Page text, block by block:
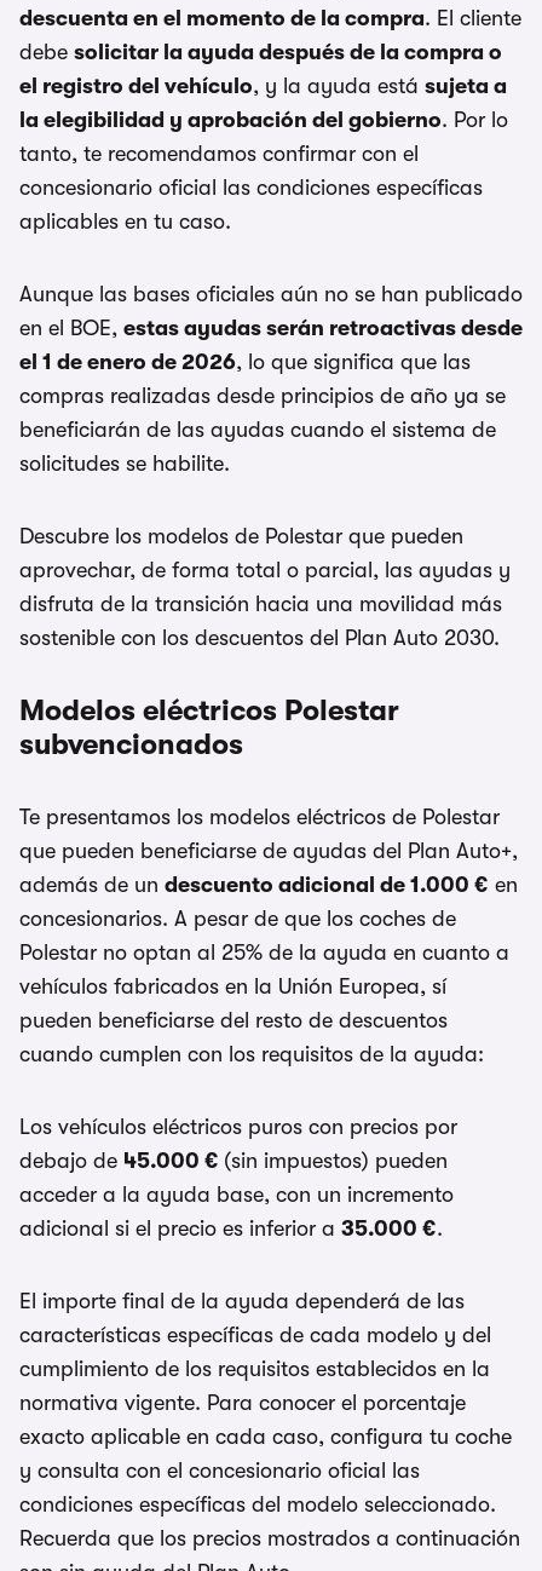
descuenta en el momento de la compra. El cliente
debe solicitar la ayuda después de la compra o
el registro del vehículo, y la ayuda está sujeta a
la elegibilidad y aprobación del gobierno. Por lo
tanto, te recomendamos confirmar con el
concesionario oficial las condiciones específicas
aplicables en tu caso.
Aunque las bases oficiales aún no se han publicado
en el BOE, estas ayudas serán retroactivas desde
el 1 de enero de 2026, lo que significa que las
compras realizadas desde principios de año ya se
beneficiarán de las ayudas cuando el sistema de
solicitudes se habilite.
Descubre los modelos de Polestar que pueden
aprovechar, de forma total o parcial, las ayudas y
disfruta de la transición hacia una movilidad más
sostenible con los descuentos del Plan Auto 2030.
Modelos eléctricos Polestar
subvencionados
Te presentamos los modelos eléctricos de Polestar
que pueden beneficiarse de ayudas del Plan Auto+,
además de un descuento adicional de 1.000 € en
concesionarios. A pesar de que los coches de
Polestar no optan al 25% de la ayuda en cuanto a
vehículos fabricados en la Unión Europea, sí
pueden beneficiarse del resto de descuentos
cuando cumplen con los requisitos de la ayuda:
Los vehículos eléctricos puros con precios por
debajo de 45.000 € (sin impuestos) pueden
acceder a la ayuda base, con un incremento
adicional si el precio es inferior a 35.000 €.
El importe final de la ayuda dependerá de las
características específicas de cada modelo y del
cumplimiento de los requisitos establecidos en la
normativa vigente. Para conocer el porcentaje
exacto aplicable en cada caso, configura tu coche
y consulta con el concesionario oficial las
condiciones específicas del modelo seleccionado.
Recuerda que los precios mostrados a continuación